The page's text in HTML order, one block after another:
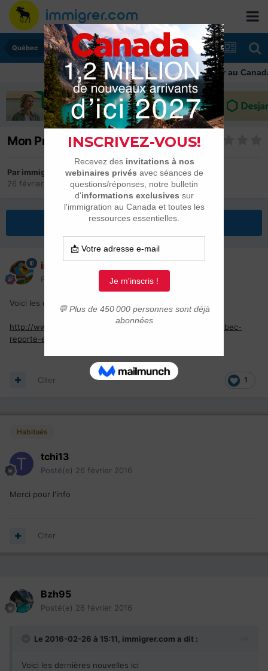
Québec
Immigrer au Canada:
Mon Projet Québec reporté !!!
Par immigrer.com
26 février 2016
dans Québec
Répondre à ce sujet
immigrer.com
Posté(e) 26 février 2016
Voici les dernières nouvelles ici
http://www.immigrer.com/actualite/5880/mon-projet-quebec-
reporte-en-juin
1
Citer
Habitués
tchi13
Posté(e) 26 février 2016
Merci pour l'info
Citer
Bzh95
Posté(e) 26 février 2016
Le 2016-02-26 à 15:11, immigrer.com a dit :
Voici les dernières nouvelles ici